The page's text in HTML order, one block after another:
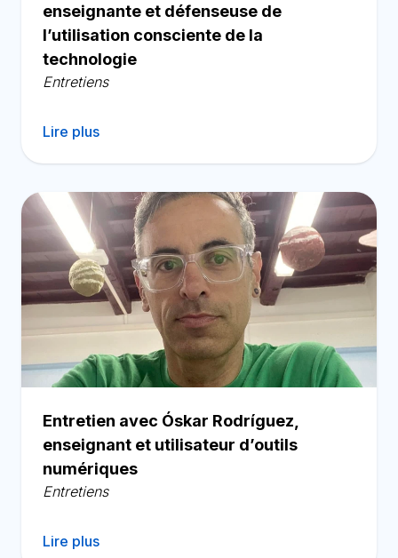
enseignante et défenseuse de
l’utilisation consciente de la
technologie
Entretiens
Lire plus
Entretien avec Óskar Rodríguez,
enseignant et utilisateur d’outils
numériques
Entretiens
Lire plus